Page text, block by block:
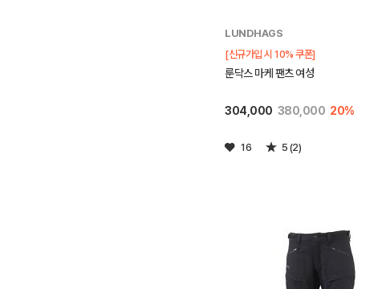
LUNDHAGS
[신규가입 시 10% 쿠폰]
룬닥스 마케 팬츠 여성
304,000 380,000 20%
16 5 (2)